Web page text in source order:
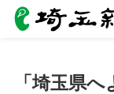
「埼玉県